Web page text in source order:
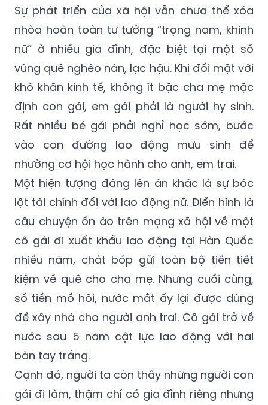
Sự phát triển của xã hội vẫn chưa thể xóa
nhòa hoàn toàn tư tưởng “trọng nam, khinh
nữ” ở nhiều gia đình, đặc biệt tại một số
vùng quê nghèo nàn, lạc hậu. Khi đối mặt với
khó khăn kinh tế, không ít bậc cha mẹ mặc
định con gái, em gái phải là người hy sinh.
Rất nhiều bé gái phải nghỉ học sớm, bước
vào con đường lao động mưu sinh để
nhường cơ hội học hành cho anh, em trai.
Một hiện tượng đáng lên án khác là sự bóc
lột tài chính đối với lao động nữ. Điển hình là
câu chuyện ồn ào trên mạng xã hội về một
cô gái đi xuất khẩu lao động tại Hàn Quốc
nhiều năm, chắt bóp gửi toàn bộ tiền tiết
kiệm về quê cho cha mẹ. Nhưng cuối cùng,
số tiền mồ hôi, nước mắt ấy lại được dùng
để xây nhà cho người anh trai. Cô gái trở về
nước sau 5 năm cật lực lao động với hai
bàn tay trắng.
Cạnh đó, người ta còn thấy những người con
gái đi làm, thậm chí có gia đình riêng nhưng